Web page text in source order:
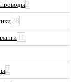
2
28
11
2